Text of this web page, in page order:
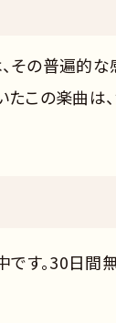
の普遍的な
この楽曲は
です。30日間